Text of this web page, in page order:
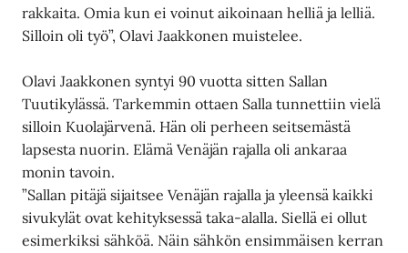
rakkaita. Omia kun ei voinut aikoinaan helliä ja lelliä.
Silloin oli työ”, Olavi Jaakkonen muistelee.
Olavi Jaakkonen syntyi 90 vuotta sitten Sallan
Tuutikylässä. Tarkemmin ottaen Salla tunnettiin vielä
silloin Kuolajärvenä. Hän oli perheen seitsemästä
lapsesta nuorin. Elämä Venäjän rajalla oli ankaraa
monin tavoin.
”Sallan pitäjä sijaitsee Venäjän rajalla ja yleensä kaikki
sivukylät ovat kehityksessä taka-alalla. Siellä ei ollut
esimerkiksi sähköä. Näin sähkön ensimmäisen kerran